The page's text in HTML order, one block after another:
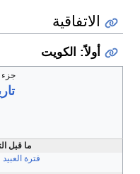
الاتفاقية
أولاً: الكويت
ما قبل
فترة العبيد